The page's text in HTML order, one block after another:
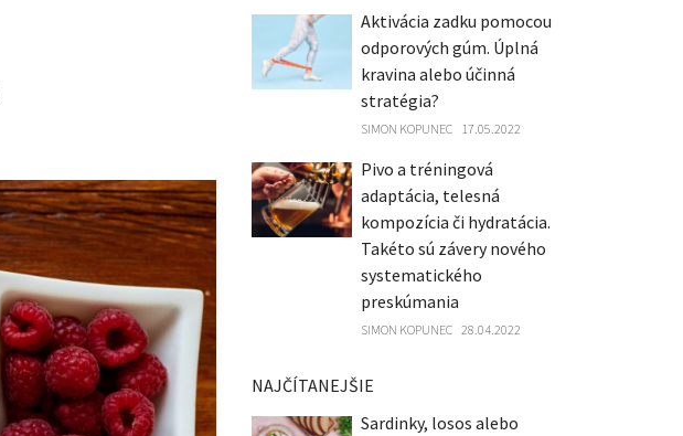
Aktivácia zadku pomocou
odporových gúm. Úplná
kravina alebo účinná
stratégia?
SIMON KOPUNEC 17.05.2022
Pivo a tréningová
adaptácia, telesná
kompozícia či hydratácia.
Takéto sú závery nového
systematického
preskúmania
SIMON KOPUNEC 28.04.2022
NAJČÍTANEJŠIE
Sardinky, losos alebo